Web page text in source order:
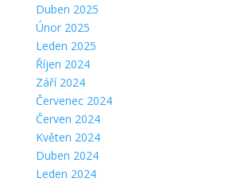
Duben 2025
Únor 2025
Leden 2025
Říjen 2024
Září 2024
Červenec 2024
Červen 2024
Květen 2024
Duben 2024
Leden 2024